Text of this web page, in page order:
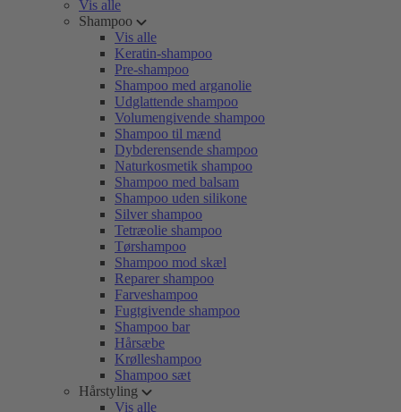
Vis alle
Shampoo
Vis alle
Keratin-shampoo
Pre-shampoo
Shampoo med arganolie
Udglattende shampoo
Volumengivende shampoo
Shampoo til mænd
Dybderensende shampoo
Naturkosmetik shampoo
Shampoo med balsam
Shampoo uden silikone
Silver shampoo
Tetræolie shampoo
Tørshampoo
Shampoo mod skæl
Reparer shampoo
Farveshampoo
Fugtgivende shampoo
Shampoo bar
Hårsæbe
Krølleshampoo
Shampoo sæt
Hårstyling
Vis alle